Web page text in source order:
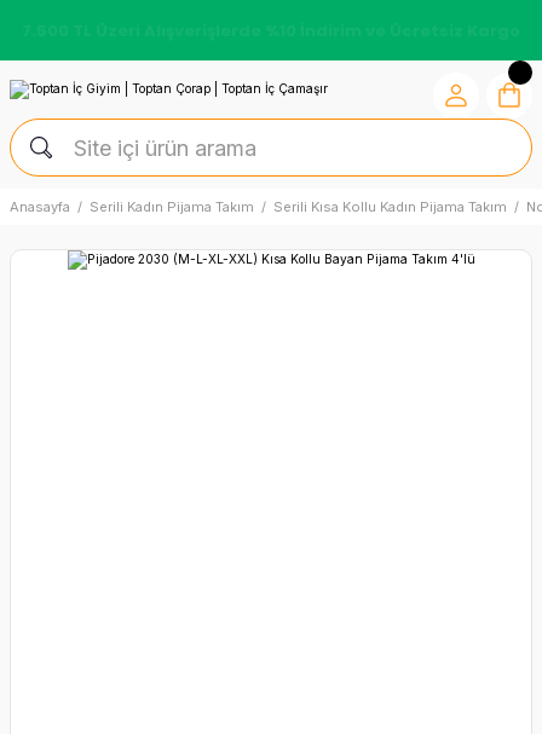
Anasayfa Serili Kadın Pijama Takım Serili Kısa Kollu Kadın Pijama Takım